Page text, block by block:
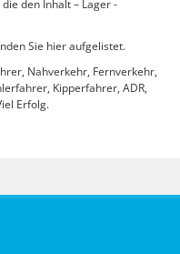
den Inhalt – Lager -
Sie hier aufgelistet.
Nahverkehr, Fernverkehr,
Kipperfahrer, ADR,
Erfolg.